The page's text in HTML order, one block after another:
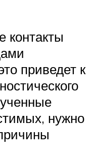
контакты
приведет к
нужно